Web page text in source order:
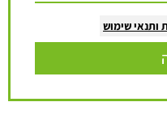
ותנאי שימוש